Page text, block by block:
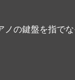
ノの鍵盤を指で